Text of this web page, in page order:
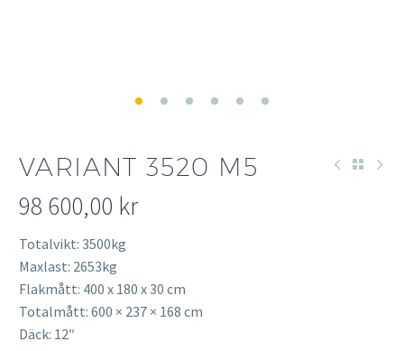
VARIANT 3520 M5
98 600,00 kr
Totalvikt: 3500kg
Maxlast: 2653kg
Flakmått: 400 x 180 x 30 cm
Totalmått: 600 ​​​​​× 237 × 168 cm
Däck: 12″